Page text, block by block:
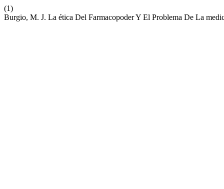
(1)
Burgio, M. J. La ética Del Farmacopoder Y El Problema De La